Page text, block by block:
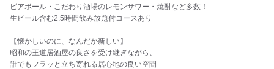
ビアボール・こだわり酒場のレモンサワー・焼酎など多数！
生ビール含む2.5時間飲み放題付コースあり
【懐かしいのに、なんだか新しい】
昭和の王道居酒屋の良さを受け継ぎながら、
誰でもフラッと立ち寄れる居心地の良い空間